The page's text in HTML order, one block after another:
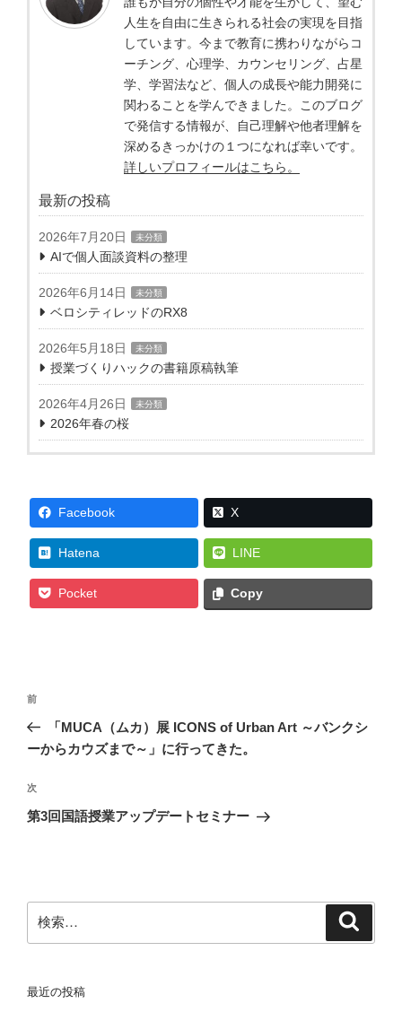
人生を自由に生きられる社会の実現を目指
しています。今まで教育に携わりながらコ
ーチング、心理学、カウンセリング、占星
学、学習法など、個人の成長や能力開発に
関わることを学んできました。このブログ
で発信する情報が、自己理解や他者理解を
深めるきっかけの１つになれば幸いです。
詳しいプロフィールはこちら。
最新の投稿
2026年7月20日 未分類
AIで個人面談資料の整理
2026年6月14日 未分類
ベロシティレッドのRX8
2026年5月18日 未分類
授業づくりハックの書籍原稿執筆
2026年4月26日 未分類
2026年春の桜
Facebook X
Hatena LINE
Pocket Copy
投
ゲ
ー
前
の
前
「MUCA（ムカ）展 ICONS of Urban Art ～バンクシ
ーからカウズまで～」に行ってきた。
次
の
次
第3回国語授業アップデートセミナー
索:
最近の投稿